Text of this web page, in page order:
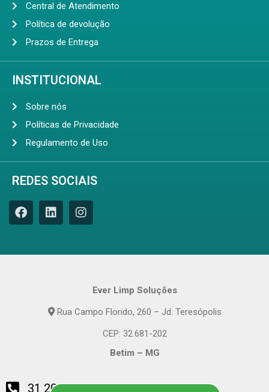
Central de Atendimento
Política de devolução
Prazos de Entrega
INSTITUCIONAL
Sobre nós
Políticas de Privacidade
Regulamento de Uso
REDES SOCIAIS
Ever Limp Soluções
Rua Campo Florido, 260 – Jd. Teresópolis
CEP: 32.681-202
Betim – MG
31 2010-4800